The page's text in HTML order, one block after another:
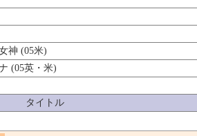
タイトル
神 (05米)
(05英・米)